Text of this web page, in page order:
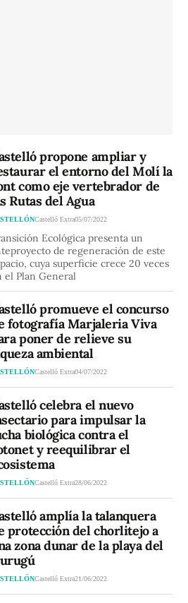
propone ampliar y
el entorno del Molí la
como eje vertebrador de
Rutas del Agua
Castelló Extra05/07/2022
Ecológica presenta un
de regeneración de este
cuya superficie crece 20 veces
el Plan General
promueve el concurso
fotografía Marjaleria Viva
poner de relieve su
ambiental
Castelló Extra04/07/2022
celebra el nuevo
para impulsar la
biológica contra el
y reequilibrar el
Castelló Extra28/06/2022
amplía la talanquera
protección del chorlitejo a
zona dunar de la playa del
Castelló Extra21/06/2022